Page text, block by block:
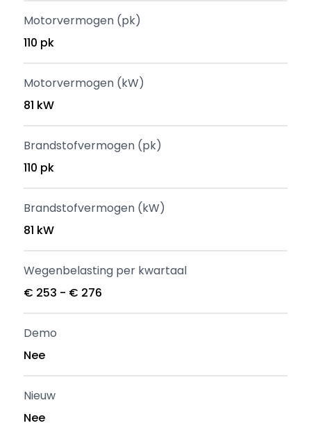
Motorvermogen (pk)
110 pk
Motorvermogen (kW)
81 kW
Brandstofvermogen (pk)
110 pk
Brandstofvermogen (kW)
81 kW
Wegenbelasting per kwartaal
€ 253 - € 276
Demo
Nee
Nieuw
Nee